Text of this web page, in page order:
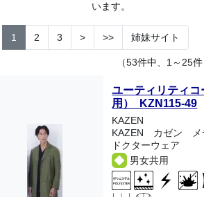
います。
1 2 3 > >> 姉妹サイト
（53件中、1～25件
ユーティリティコ
用） KZN115-49
KAZEN
KAZEN カゼン メ
ドクターウェア
男女共用